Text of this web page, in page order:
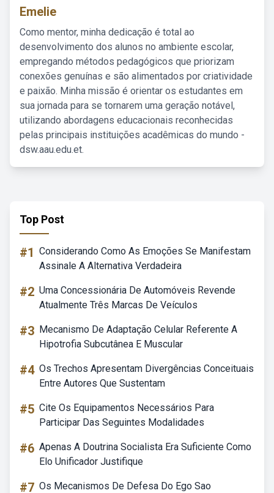
Emelie
Como mentor, minha dedicação é total ao
desenvolvimento dos alunos no ambiente escolar,
empregando métodos pedagógicos que priorizam
conexões genuínas e são alimentados por criatividade
e paixão. Minha missão é orientar os estudantes em
sua jornada para se tornarem uma geração notável,
utilizando abordagens educacionais reconhecidas
pelas principais instituições acadêmicas do mundo -
dsw.aau.edu.et.
Top Post
#1 Considerando Como As Emoções Se Manifestam
Assinale A Alternativa Verdadeira
#2 Uma Concessionária De Automóveis Revende
Atualmente Três Marcas De Veículos
#3 Mecanismo De Adaptação Celular Referente A
Hipotrofia Subcutânea E Muscular
#4 Os Trechos Apresentam Divergências Conceituais
Entre Autores Que Sustentam
#5 Cite Os Equipamentos Necessários Para
Participar Das Seguintes Modalidades
#6 Apenas A Doutrina Socialista Era Suficiente Como
Elo Unificador Justifique
#7 Os Mecanismos De Defesa Do Ego Sao